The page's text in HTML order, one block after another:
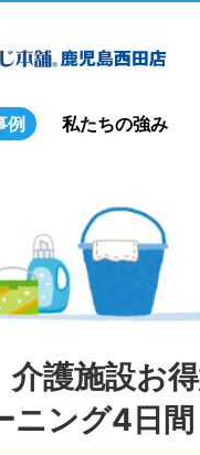
例 私たちの強み
護施設お
ニング4日